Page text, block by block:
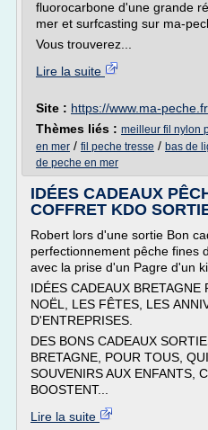
fluorocarbone d'une grande
mer et surfcasting sur ma-
Vous trouverez...
Lire la suite
Site : https://www.ma-peche.fr
Thèmes liés : meilleur fil nylon
en mer / fil peche tresse / bas de
de peche en mer
IDÉES CADEAUX
COFFRET KDO
Robert lors d'une sortie Bon
perfectionnement pêche fines
avec la prise d'un Pagre d'un
IDÉES CADEAUX BRETAGNE
NOËL, LES FÊTES, LES
D'ENTREPRISES.
DES BONS CADEAUX
BRETAGNE, POUR TOUS,
SOUVENIRS AUX ENFANTS,
BOOSTENT...
Lire la suite